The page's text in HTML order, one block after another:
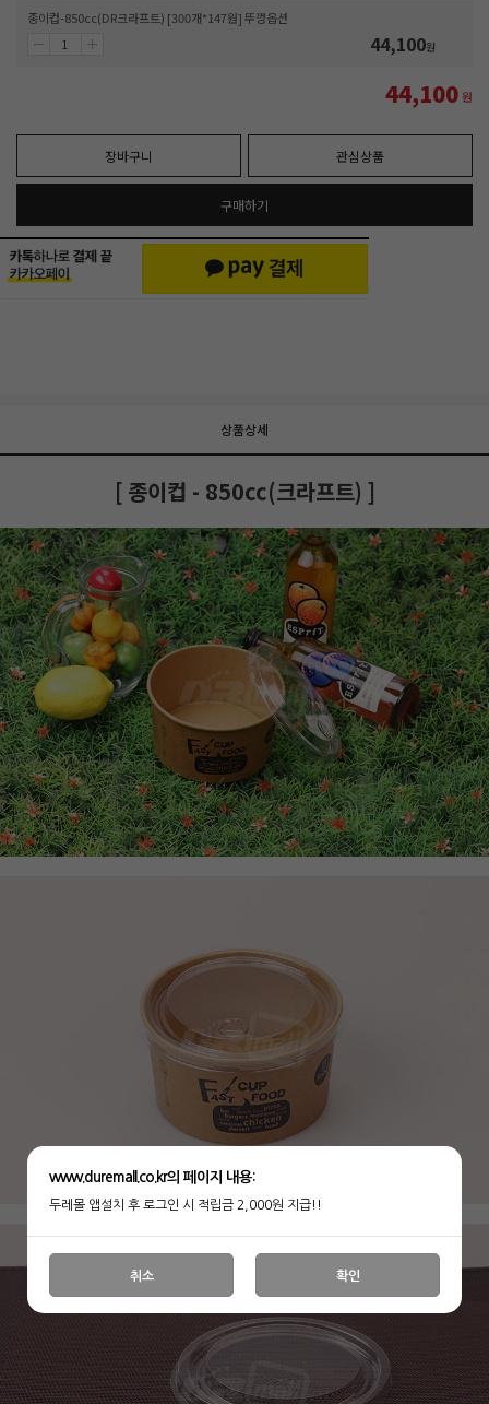
종이컵-850cc(DR크라프트) [300개*147원] 뚜껑옵션
44,100원
44,100원
장바구니 관심상품
구매하기
상품상세
[ 종이컵 - 850cc(크라프트) ]
www.duremall.co.kr의 페이지 내용:
두레몰 앱설치 후 로그인 시 적립금 2,000원 지급!!
취소 확인